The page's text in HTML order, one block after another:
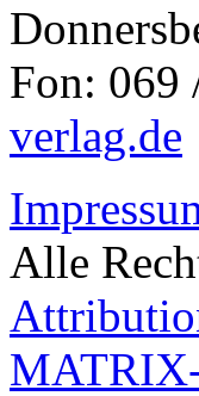
Fon:
verlag.de
Alle